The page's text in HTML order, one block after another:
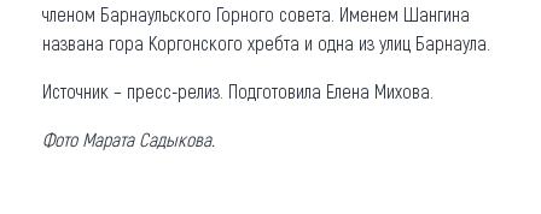
членом Барнаульского Горного совета. Именем Шангина
названа гора Коргонского хребта и одна из улиц Барнаула.
Источник – пресс-релиз. Подготовила Елена Михова.
Фото Марата Садыкова.